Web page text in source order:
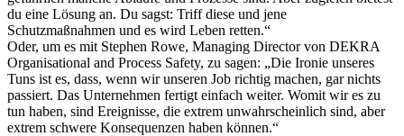
du eine Lösung an. Du sagst: Triff diese und jene
Schutzmaßnahmen und es wird Leben retten.“
Oder, um es mit Stephen Rowe, Managing Director von DEKRA
Organisational and Process Safety, zu sagen: „Die Ironie unseres
Tuns ist es, dass, wenn wir unseren Job richtig machen, gar nichts
passiert. Das Unternehmen fertigt einfach weiter. Womit wir es zu
tun haben, sind Ereignisse, die extrem unwahrscheinlich sind, aber
extrem schwere Konsequenzen haben können.“